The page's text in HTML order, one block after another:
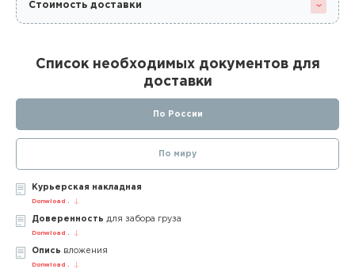
Стоимость доставки
Список необходимых документов для
доставки
По России
По миру
Курьерская накладная
Donwload .
Доверенность для забора груза
Donwload .
Опись вложения
Donwload .